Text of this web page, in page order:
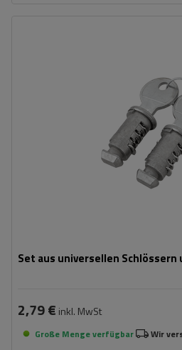
Set aus universellen Schlössern
2,79 € inkl. MwSt
Große Menge verfügbar Wir